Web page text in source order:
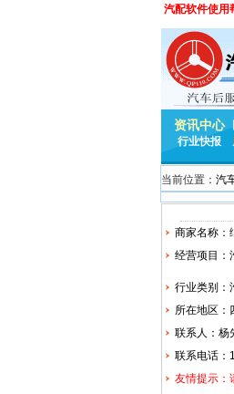
汽配软件使用
资讯中心
行业快报
当前位置： 汽
商家名称：
经营项目：
行业类别：
所在地区：
联系人：杨
联系电话：
友情提示：